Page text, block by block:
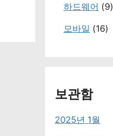
하드웨어 (9)
모바일 (16)
보관함
2025년 1월